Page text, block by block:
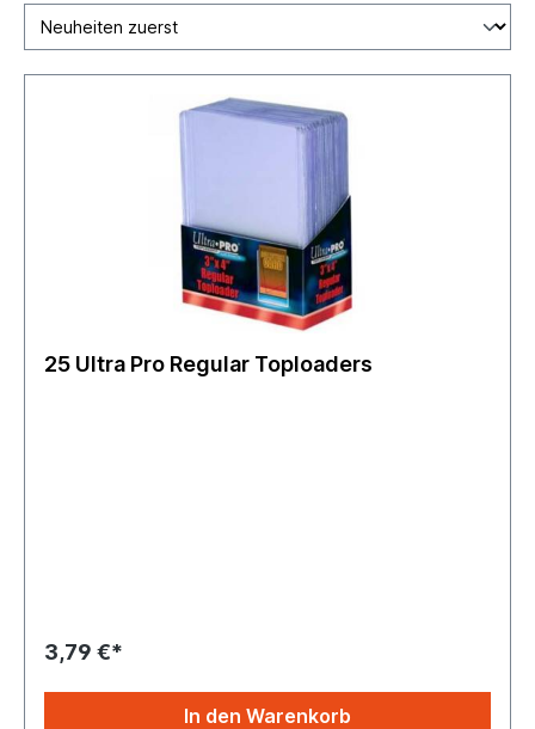
25 Ultra Pro Regular Toploaders
3,79 €*
In den Warenkorb